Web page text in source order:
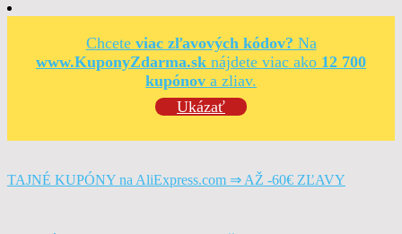
Chcete viac zľavových kódov? Na
www.KuponyZdarma.sk nájdete viac ako 12 700
kupónov a zliav.
Ukázať
TAJNÉ KUPÓNY na AliExpress.com ⇒ AŽ -60€ ZĽAVY